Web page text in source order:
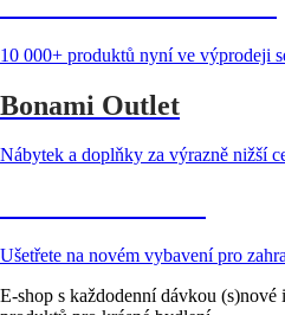
10 000+ produktů nyní ve výprodeji
Bonami Outlet
Nábytek a doplňky za výrazně nižší
Ušetřete na novém vybavení pro
E-shop s každodenní dávkou (s)nové